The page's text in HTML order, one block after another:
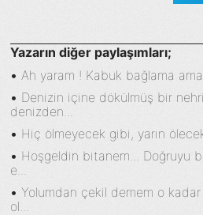
Yazarın diğer paylaşımları;
•Ah yaram ! Kabuk bağlama aman
• Denizin içine dökülmüş bir
denizden...
• Hiç ölmeyecek gibi, yarın
• Hoşgeldin bitanem... Doğruyu
e...
•Yolumdan çekil demem o kadar
ol...